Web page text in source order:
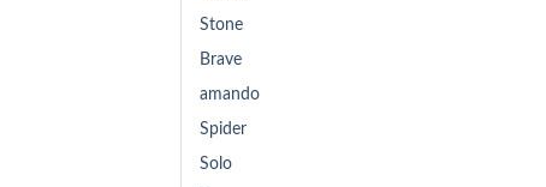
Stone
Brave
amando
Spider
Solo